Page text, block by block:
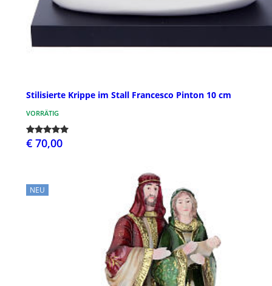
Stilisierte Krippe im Stall Francesco Pinton 10 cm
VORRÄTIG
€ 70,00
NEU